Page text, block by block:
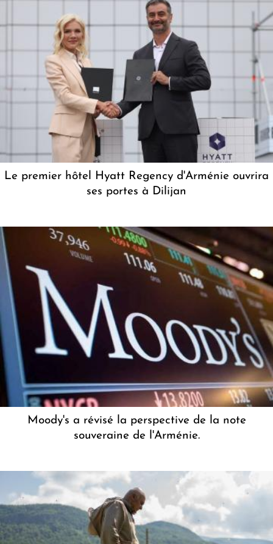
Le premier hôtel Hyatt Regency d'Arménie ouvrira
ses portes à Dilijan
Moody's a révisé la perspective de la note
souveraine de l'Arménie.